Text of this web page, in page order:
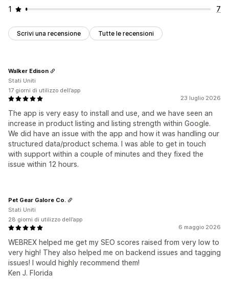
1
7
Scrivi una recensione Tutte le recensioni
23 luglio 2026
The app is very easy to install and use, and we have seen an
increase in product listing and listing strength within Google.
We did have an issue with the app and how it was handling our
structured data/product schema. I was able to get in touch
with support within a couple of minutes and they fixed the
issue within 12 hours.
Walker Edison
Stati Uniti
17 giorni di utilizzo dell’app
6 maggio 2026
WEBREX helped me get my SEO scores raised from very low to
very high! They also helped me on backend issues and tagging
issues! I would highly recommend them!
Ken J. Florida
Pet Gear Galore Co.
Stati Uniti
28 giorni di utilizzo dell’app